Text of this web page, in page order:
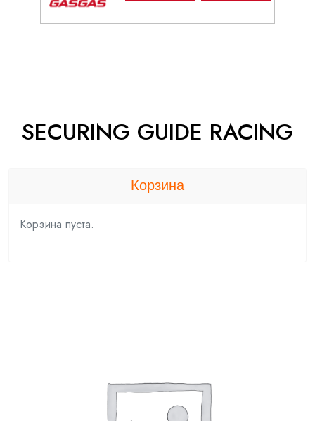
SECURING GUIDE RACING
Корзина
Корзина пуста.